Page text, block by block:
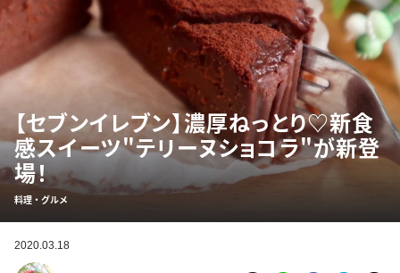
【セブンイレブン】濃厚ねっとり♡新食
感スイーツ"テリーヌショコラ"が新登
場！
料理・グルメ
2020.03.18